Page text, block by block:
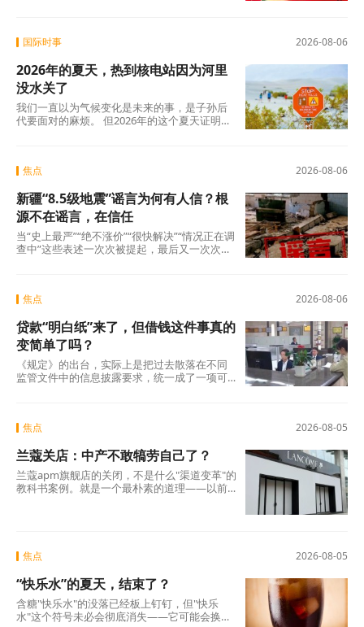
2026-08-06
国际时事
2026年的夏天，热到核电站因为河里
没水关了
我们一直以为气候变化是未来的事，是子孙后
代要面对的麻烦。 但2026年的这个夏天证明：
说室外没法待了。
2026-08-06
焦点
新疆“8.5级地震”谣言为何有人信？根
源不在谣言，在信任
当“史上最严”“绝不涨价”“很快解决”“情况正在调
查中”这些表述一次次被提起，最后又一次次悄
2026-08-06
焦点
贷款“明白纸”来了，但借钱这件事真的
变简单了吗？
《规定》的出台，实际上是把过去散落在不同
监管文件中的信息披露要求，统一成了一项可
获客、担保增信等领域的第三方合作机构统一
须在你借钱之前，把全部费用列在一张表上，
算清年化综合成本，让你签字确认。 这张表，
业内称之为贷款“明白纸”。
2026-08-05
焦点
兰蔻关店：中产不敢犒劳自己了？
兰蔻apm旗舰店的关闭，不是什么"渠道变革"的
教科书案例。就是一个最朴素的道理——以前
2026-08-05
焦点
“快乐水”的夏天，结束了？
含糖"快乐水"的没落已经板上钉钉，但"快乐
水"这个符号未必会彻底消失——它可能会换一